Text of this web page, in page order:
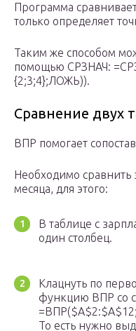
Программа
только определяет
Таким же способом
помощью СРЗНАЧ:
{2;3;4};ЛОЖЬ)).
Сравнение двух
ВПР помогает
Необходимо сравнить
месяца, для этого:
В таблице с
один столбец.
Клацнуть по
функцию ВПР со
То есть нужно